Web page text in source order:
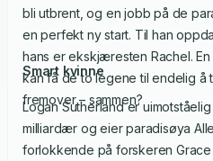
bli utbrent, og en jobb på de
en perfekt ny start. Til han
hans er ekskjæresten Rachel.
kan få de to legene til endelig å
fremover – sammen?
Smart kvinne
Logan Sutherland er
milliardær og eier paradisøya
forlokkende på forskeren Grace